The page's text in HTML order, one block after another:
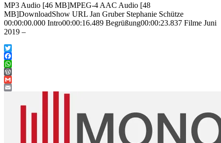
MP3 Audio [46 MB]MPEG-4 AAC Audio [48
MB]DownloadShow URL Jan Gruber Stephanie Schütze
00:00:00.000 Intro00:00:16.489 Begrüßung00:00:23.837 Filme Juni
2019 –
Twitter
Facebook
WhatsApp
WordPress
Gmail